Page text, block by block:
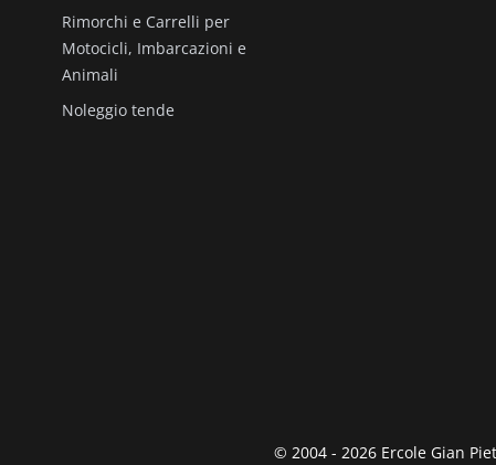
Rimorchi e Carrelli per
Motocicli, Imbarcazioni e
Animali
Noleggio tende
© 2004 - 2026 Ercole Gian